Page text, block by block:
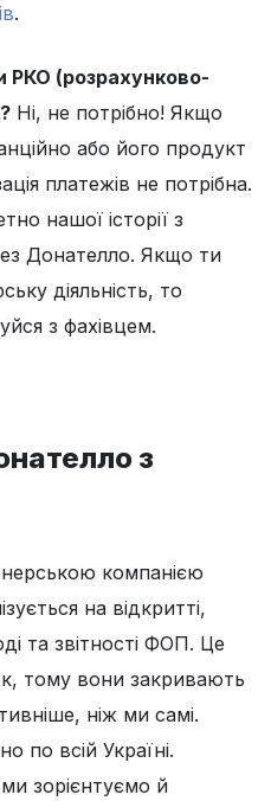
.
РКО (розрахунково-
Ні, не потрібно! Якщо
або його продукт
платежів не потрібна.
нашої історії з
Донателло. Якщо ти
діяльність, то
з фахівцем.
з
компанією
на відкритті,
та звітності ФОП. Це
тому вони закривають
ніж ми самі.
по всій Україні.
зорієнтуємо й